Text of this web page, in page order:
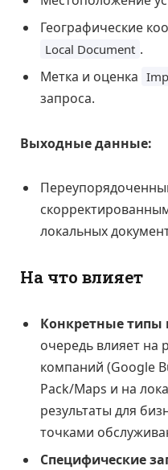
Географические
Local Document .
Метка и оценка
запроса.
Выходные данные:
локальных
На что влияет
Конкретные типы
очередь влияет на
компаний (Google
Pack/Maps и на
результаты для
точками
Специфические